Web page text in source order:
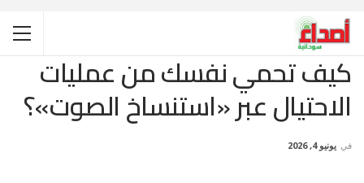
كيف تحمي نفسك من عمليات
الاحتيال عبر «استنساخ الصوت»؟
في يونيو 4, 2026